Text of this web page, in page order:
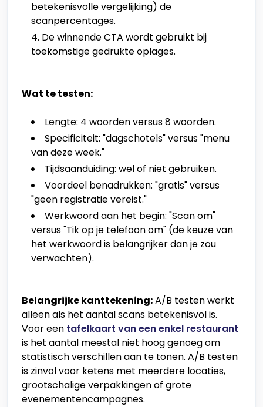
betekenisvolle vergelijking) de
scanpercentages.
De winnende CTA wordt gebruikt bij
toekomstige gedrukte oplages.
Wat te testen:
Lengte: 4 woorden versus 8 woorden.
Specificiteit: "dagschotels" versus "menu
van deze week."
Tijdsaanduiding: wel of niet gebruiken.
Voordeel benadrukken: "gratis" versus
"geen registratie vereist."
Werkwoord aan het begin: "Scan om"
versus "Tik op je telefoon om" (de keuze van
het werkwoord is belangrijker dan je zou
verwachten).
Belangrijke kanttekening:A/B testen werkt
alleen als het aantal scans betekenisvol is.
Voor een tafelkaart van een enkel restaurant
is het aantal meestal niet hoog genoeg om
statistisch verschillen aan te tonen. A/B testen
is zinvol voor ketens met meerdere locaties,
grootschalige verpakkingen of grote
evenementencampagnes.